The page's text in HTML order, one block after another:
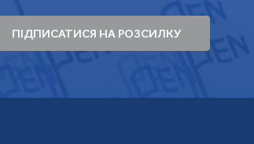
09/258196/
УП.Культура . 2024. URL:
arabeski-sergiya-zhadana-
УП.Культура. 2025. URL:
ПІДПИСАТИСЯ НА РОЗСИЛКУ